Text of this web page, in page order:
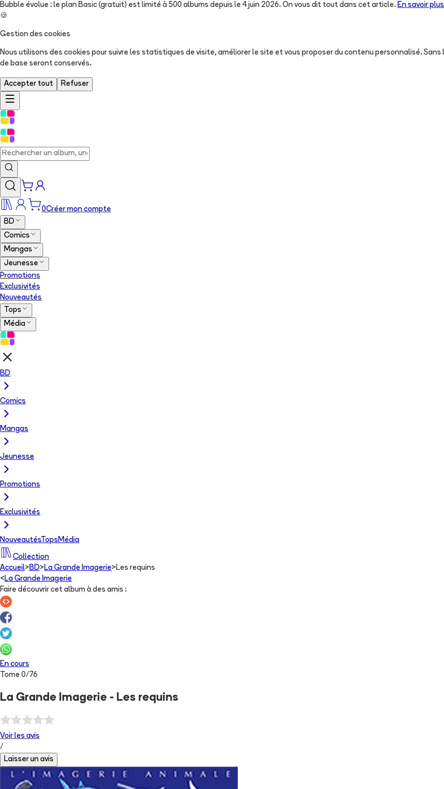
Bubble évolue : le plan Basic (gratuit) est limité à 500 albums depuis le 4 juin 2026. On vous dit tout dans cet article. En savoir plus
🍪
Gestion des cookies
Nous utilisons des cookies pour suivre les statistiques de visite, améliorer le site et vous proposer du contenu personnalisé.
de base seront conservés.
Accepter tout Refuser
0Créer mon compte
BD
Comics
Mangas
Jeunesse
Promotions
Exclusivités
Nouveautés
Tops
Média
BD
Comics
Mangas
Jeunesse
Promotions
Exclusivités
NouveautésTops Média
Collection
Accueil> BD> La Grande Imagerie> Les requins
< La Grande Imagerie
Faire découvrir cet album à des amis :
En cours
Tome 0/ 76
La Grande Imagerie - Les requins
Voir les avis
/
Laisser un avis